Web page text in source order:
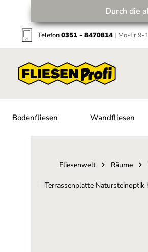
Zur Hauptnavigation springen
Durch die
Telefon0351 - 8470814 | Mo-Fr 9-
Bodenfliesen Wandfliesen
Fliesenwelt Räume
Bildergalerie überspringen